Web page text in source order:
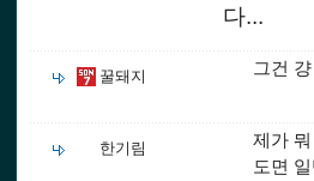
다...
꿀돼지 그건
한기림
제가
도면